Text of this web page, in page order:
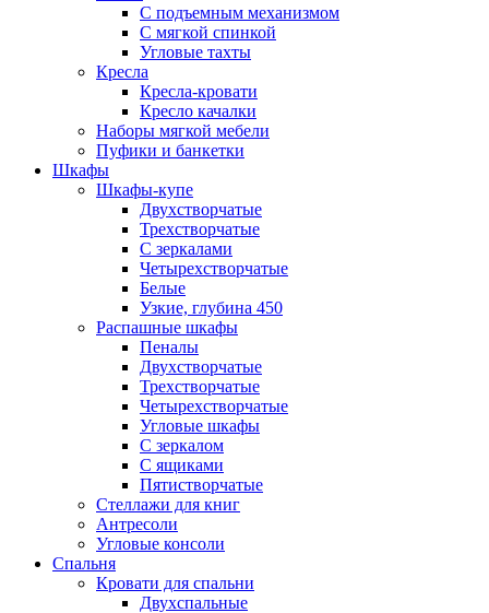
С подъемным механизмом
С мягкой спинкой
Угловые тахты
Кресла
Кресла-кровати
Кресло качалки
Наборы мягкой мебели
Пуфики и банкетки
Шкафы
Шкафы-купе
Двухстворчатые
Трехстворчатые
С зеркалами
Четырехстворчатые
Белые
Узкие, глубина 450
Распашные шкафы
Пеналы
Двухстворчатые
Трехстворчатые
Четырехстворчатые
Угловые шкафы
С зеркалом
С ящиками
Пятистворчатые
Стеллажи для книг
Антресоли
Угловые консоли
Спальня
Кровати для спальни
Двухспальные